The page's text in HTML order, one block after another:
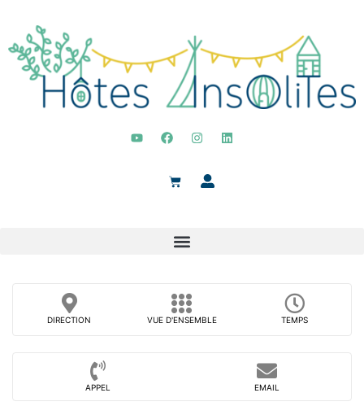
DIRECTION VUE D'ENSEMBLE TEMPS
APPEL EMAIL